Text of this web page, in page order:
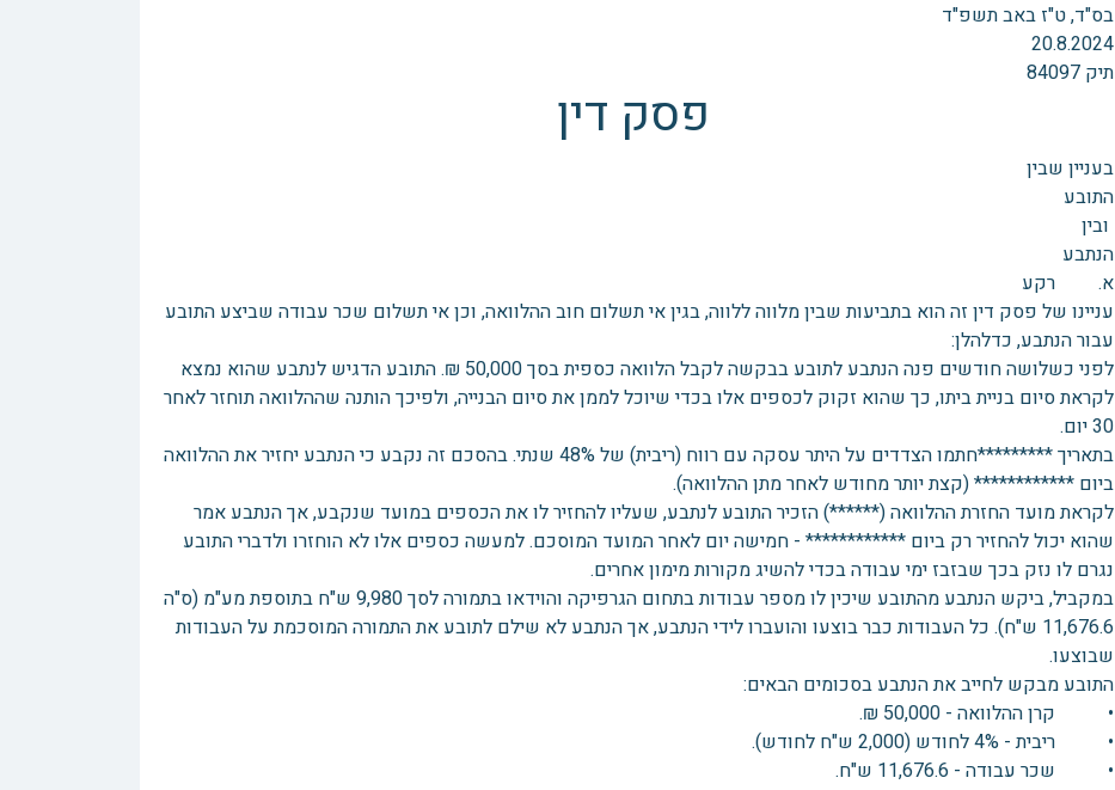
בס"ד, ט"ז באב תשפ"ד
20.8.2024
תיק 84097
פסק דין
בעניין שבין
התובע
ובין
הנתבע
א. רקע
עניינו של פסק דין זה הוא בתביעות שבין מלווה ללווה, בגין אי תשלום חוב ההלוואה, וכן אי תשלום שכר עבודה שביצע התובע
עבור הנתבע, כדלהלן:
לפני כשלושה חודשים פנה הנתבע לתובע בבקשה לקבל הלוואה כספית בסך 50,000 ₪. התובע הדגיש לנתבע שהוא נמצא
לקראת סיום בניית ביתו, כך שהוא זקוק לכספים אלו בכדי שיוכל לממן את סיום הבנייה, ולפיכך הותנה שההלוואה תוחזר לאחר
30 יום.
בתאריך *********חתמו הצדדים על היתר עסקה עם רווח (ריבית) של 48% שנתי. בהסכם זה נקבע כי הנתבע יחזיר את ההלוואה
ביום ************ (קצת יותר מחודש לאחר מתן ההלוואה).
לקראת מועד החזרת ההלוואה (******) הזכיר התובע לנתבע, שעליו להחזיר לו את הכספים במועד שנקבע, אך הנתבע אמר
שהוא יכול להחזיר רק ביום ************ - חמישה יום לאחר המועד המוסכם. למעשה כספים אלו לא הוחזרו ולדברי התובע
נגרם לו נזק בכך שבזבז ימי עבודה בכדי להשיג מקורות מימון אחרים.
במקביל, ביקש הנתבע מהתובע שיכין לו מספר עבודות בתחום הגרפיקה והוידאו בתמורה לסך 9,980 ש"ח בתוספת מע"מ (ס"ה
11,676.6 ש"ח). כל העבודות כבר בוצעו והועברו לידי הנתבע, אך הנתבע לא שילם לתובע את התמורה המוסכמת על העבודות
שבוצעו.
התובע מבקש לחייב את הנתבע בסכומים הבאים:
• קרן ההלוואה - 50,000 ₪.
• ריבית - 4% לחודש (2,000 ש"ח לחודש).
• שכר עבודה - 11,676.6 ש"ח.